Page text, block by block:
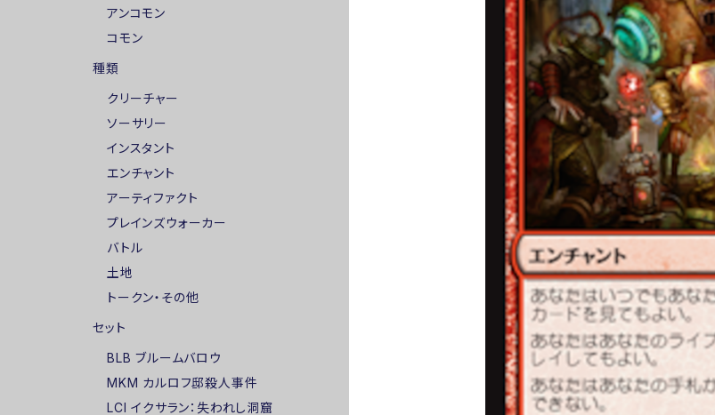
アンコモン
コモン
種類
クリーチャー
ソーサリー
インスタント
エンチャント
アーティファクト
プレインズウォーカー
バトル
土地
トークン・その他
セット
BLB ブルームバロウ
MKM カルロフ邸殺人事件
LCI イクサラン：失われし洞窟